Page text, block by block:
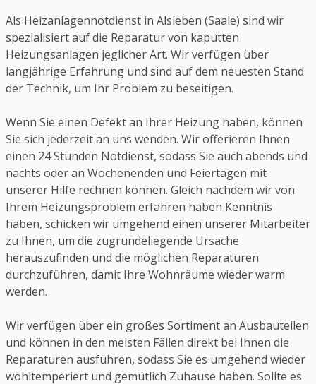
Als Heizanlagennotdienst in Alsleben (Saale) sind wir
spezialisiert auf die Reparatur von kaputten
Heizungsanlagen jeglicher Art. Wir verfügen über
langjährige Erfahrung und sind auf dem neuesten Stand
der Technik, um Ihr Problem zu beseitigen.
Wenn Sie einen Defekt an Ihrer Heizung haben, können
Sie sich jederzeit an uns wenden. Wir offerieren Ihnen
einen 24 Stunden Notdienst, sodass Sie auch abends und
nachts oder an Wochenenden und Feiertagen mit
unserer Hilfe rechnen können. Gleich nachdem wir von
Ihrem Heizungsproblem erfahren haben Kenntnis
haben, schicken wir umgehend einen unserer Mitarbeiter
zu Ihnen, um die zugrundeliegende Ursache
herauszufinden und die möglichen Reparaturen
durchzuführen, damit Ihre Wohnräume wieder warm
werden.
Wir verfügen über ein großes Sortiment an Ausbauteilen
und können in den meisten Fällen direkt bei Ihnen die
Reparaturen ausführen, sodass Sie es umgehend wieder
wohltemperiert und gemütlich Zuhause haben. Sollte es